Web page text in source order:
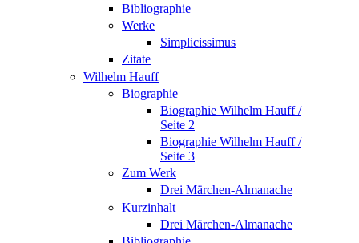
Bibliographie
Werke
Simplicissimus
Zitate
Wilhelm Hauff
Biographie
Biographie Wilhelm Hauff /
Seite 2
Biographie Wilhelm Hauff /
Seite 3
Zum Werk
Drei Märchen-Almanache
Kurzinhalt
Drei Märchen-Almanache